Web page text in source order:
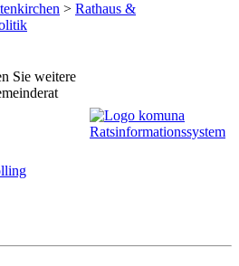
> Rathaus &
Sie weitere